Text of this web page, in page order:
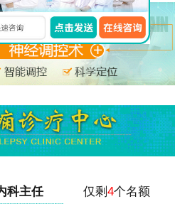
科主任 仅剩4个名额